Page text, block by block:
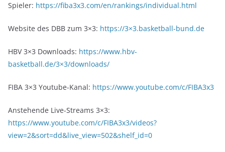
Spieler: https://fiba3x3.com/en/rankings/individual.html
Website des DBB zum 3×3: https://3×3.basketball-bund.de
HBV 3×3 Downloads: https://www.hbv-
basketball.de/3×3/downloads/
FIBA 3×3 Youtube-Kanal: https://www.youtube.com/c/FIBA3x3
Anstehende Live-Streams 3×3:
https://www.youtube.com/c/FIBA3x3/videos?
view=2&sort=dd&live_view=502&shelf_id=0